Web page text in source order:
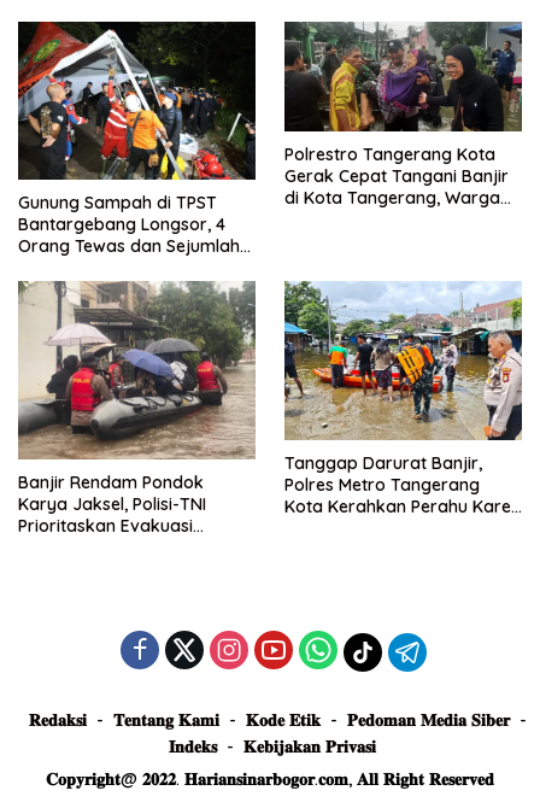
Gunung Sampah di TPST
Bantargebang Longsor, 4
Orang Tewas dan Sejumlah
Polrestro Tangerang Kota
Gerak Cepat Tangani Banjir
di Kota Tangerang, Warga
Banjir Rendam Pondok
Karya Jaksel, Polisi-TNI
Prioritaskan Evakuasi
Tanggap Darurat Banjir,
Polres Metro Tangerang
Kota Kerahkan Perahu Karet
𝐑𝐞𝐝𝐚𝐤𝐬𝐢 𝐓𝐞𝐧𝐭𝐚𝐧𝐠 𝐊𝐚𝐦𝐢 𝐊𝐨𝐝𝐞 𝐄𝐭𝐢𝐤
𝐏𝐞𝐝𝐨𝐦𝐚𝐧 𝐌𝐞𝐝𝐢𝐚 𝐒𝐢𝐛𝐞𝐫
𝐈𝐧𝐝𝐞𝐤𝐬
𝐊𝐞𝐛𝐢𝐣𝐚𝐤𝐚𝐧 𝐏𝐫𝐢𝐯𝐚𝐬𝐢
𝐂𝐨𝐩𝐲𝐫𝐢𝐠𝐡𝐭@ 𝟐𝟎𝟐𝟐. 𝐇𝐚𝐫𝐢𝐚𝐧𝐬𝐢𝐧𝐚𝐫𝐛𝐨𝐠𝐨𝐫.𝐜𝐨𝐦, 𝐀𝐥𝐥 𝐑𝐢𝐠𝐡𝐭 𝐑𝐞𝐬𝐞𝐫𝐯𝐞𝐝